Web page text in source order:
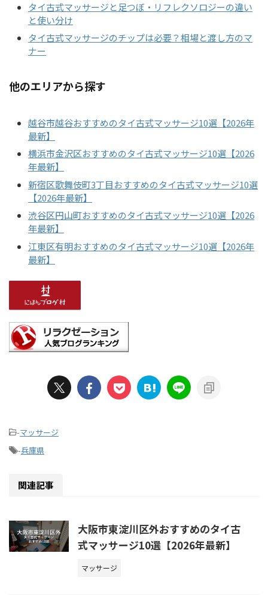
タイ古式マッサージと足つぼ・リフレクソロジーの違い
と使い分け
タイ古式マッサージのチップは必要？相場と渡し方のマ
ナー
他のエリアから探す
越谷市越谷おすすめのタイ古式マッサージ10選【2026年
最新】
横浜市金沢区おすすめのタイ古式マッサージ10選【2026
年最新】
新宿区歌舞伎町3丁目おすすめのタイ古式マッサージ10選
【2026年最新】
渋谷区円山町おすすめのタイ古式マッサージ10選【2026
年最新】
江東区有明おすすめのタイ古式マッサージ10選【2026年
最新】
-マッサージ
-兵庫県
関連記事
大阪市東淀川区外おすすめのタイ古
式マッサージ10選【2026年最新】
マッサージ